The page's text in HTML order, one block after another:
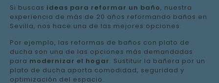
Si buscas ideas para reformar un baño, nuestra
experiencia de más de 20 años reformando baños en
Sevilla, nos hace una de las mejores opciones.
Por ejemplo, las reformas de baños con plato de
ducha son una de las opciones más demandadas
para modernizar el hogar. Sustituir la bañera por un
plato de ducha aporta comodidad, seguridad y
optimización del espacio.